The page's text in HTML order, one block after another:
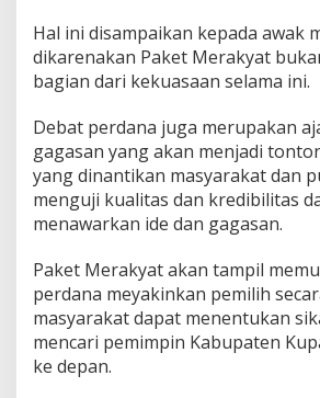
Hal ini disampaikan kepada awak
dikarenakan Paket Merakyat
bagian dari kekuasaan selama ini.
Debat perdana juga merupakan
gagasan yang akan menjadi
yang dinantikan masyarakat dan
menguji kualitas dan kredibilitas
menawarkan ide dan gagasan.
Paket Merakyat akan tampil
perdana meyakinkan pemilih
masyarakat dapat menentukan
mencari pemimpin Kabupaten
ke depan.